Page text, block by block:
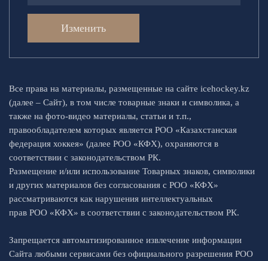
Изменить
Все права на материалы, размещенные на сайте icehockey.kz
(далее – Сайт), в том числе товарные знаки и символика, а
также на фото-видео материалы, статьи и т.п.,
правообладателем которых является РОО «Казахстанская
федерация хоккея» (далее РОО «КФХ), охраняются в
соответствии с законодательством РК.
Размещение и/или использование Товарных знаков, символики
и других материалов без согласования с РОО «КФХ»
рассматриваются как нарушения интеллектуальных
прав РОО «КФХ» в соответствии с законодательством РК.
Запрещается автоматизированное извлечение информации
Сайта любыми сервисами без официального разрешения РОО